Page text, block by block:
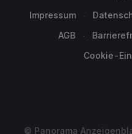
Impressum
AGB
Cookie-
© Panorama